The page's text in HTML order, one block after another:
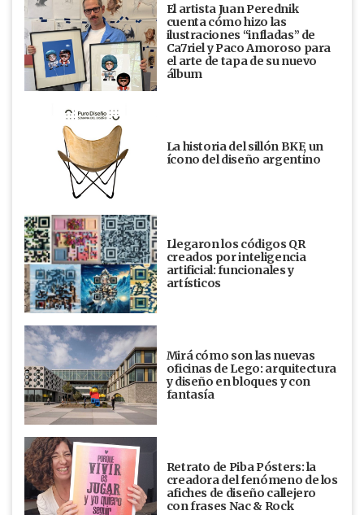
El artista Juan Perednik
cuenta cómo hizo las
ilustraciones “infladas” de
Ca7riel y Paco Amoroso para
el arte de tapa de su nuevo
álbum
La historia del sillón BKF, un
ícono del diseño argentino
Llegaron los códigos QR
creados por inteligencia
artificial: funcionales y
artísticos
Mirá cómo son las nuevas
oficinas de Lego: arquitectura
y diseño en bloques y con
fantasía
Retrato de Piba Pósters: la
creadora del fenómeno de los
afiches de diseño callejero
con frases Nac & Rock